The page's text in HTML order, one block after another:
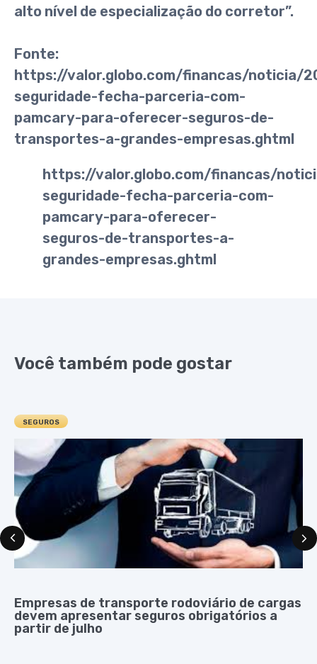
alto nível de especialização do corretor”.
Fonte:
https://valor.globo.com/financas/noticia/
seguridade-fecha-parceria-com-
pamcary-para-oferecer-seguros-de-
transportes-a-grandes-empresas.ghtml
https://valor.globo.com/financas/
seguridade-fecha-parceria-com-
pamcary-para-oferecer-
seguros-de-transportes-a-
grandes-empresas.ghtml
Você também pode gostar
SEGUROS
Empresas de transporte rodoviário de cargas
devem apresentar seguros obrigatórios a
partir de julho